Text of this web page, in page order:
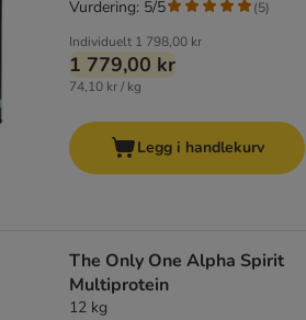
Individuelt 1 798,00 kr
1 779,00 kr
74,10 kr / kg
Vurdering: 5/5 (5)
Legg i handlekurv
The Only One Alpha Spirit
Multiprotein
12 kg